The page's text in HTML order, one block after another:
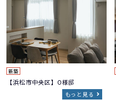
新築
【浜松市中央区】O様邸
もっと見る